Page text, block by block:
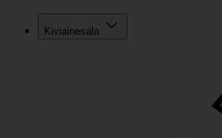
Kiviainesala